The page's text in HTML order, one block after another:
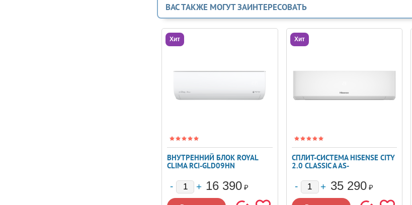
ВАС ТАКЖЕ МОГУТ ЗАИНТЕРЕСОВАТЬ
Хит
ВНУТРЕННИЙ БЛОК ROYAL
CLIMA RCI-GLD09HN
16 390 ₽
Хит
СПЛИТ-СИСТЕМА HISENSE CITY
2.0 CLASSIC A AS-
35 290 ₽